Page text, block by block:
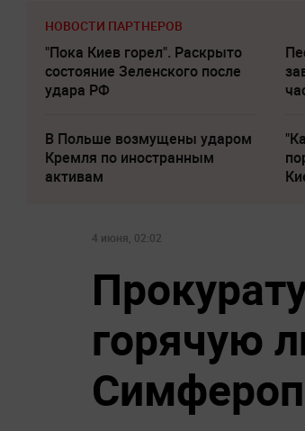
НОВОСТИ ПАРТНЕРОВ
"Пока Киев горел". Раскрыто
состояние Зеленского после
удара РФ
В Польше возмущены ударом
Кремля по иностранным
активам
4 июня, 02:02
горячую